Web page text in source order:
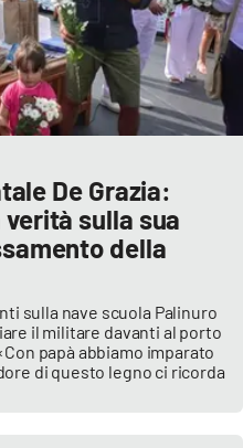
De Grazia:
sulla sua
della
sulla nave scuola Palinuro
il militare davanti al porto
papà abbiamo imparato
di questo legno ci ricorda